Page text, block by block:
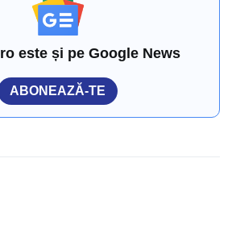
este și pe Google News
ABONEAZĂ-TE